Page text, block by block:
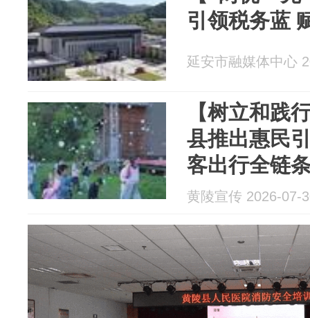
引领税务蓝
延安市融媒体中心
【树立和践
县推出惠民
客出行全链
黄陵宣传 2026-07-